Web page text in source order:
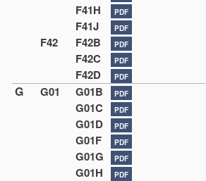
F41H PDF
F41J PDF
F42 F42B PDF
F42C PDF
F42D PDF
G G01 G01B PDF
G01C PDF
G01D PDF
G01F PDF
G01G PDF
G01H PDF